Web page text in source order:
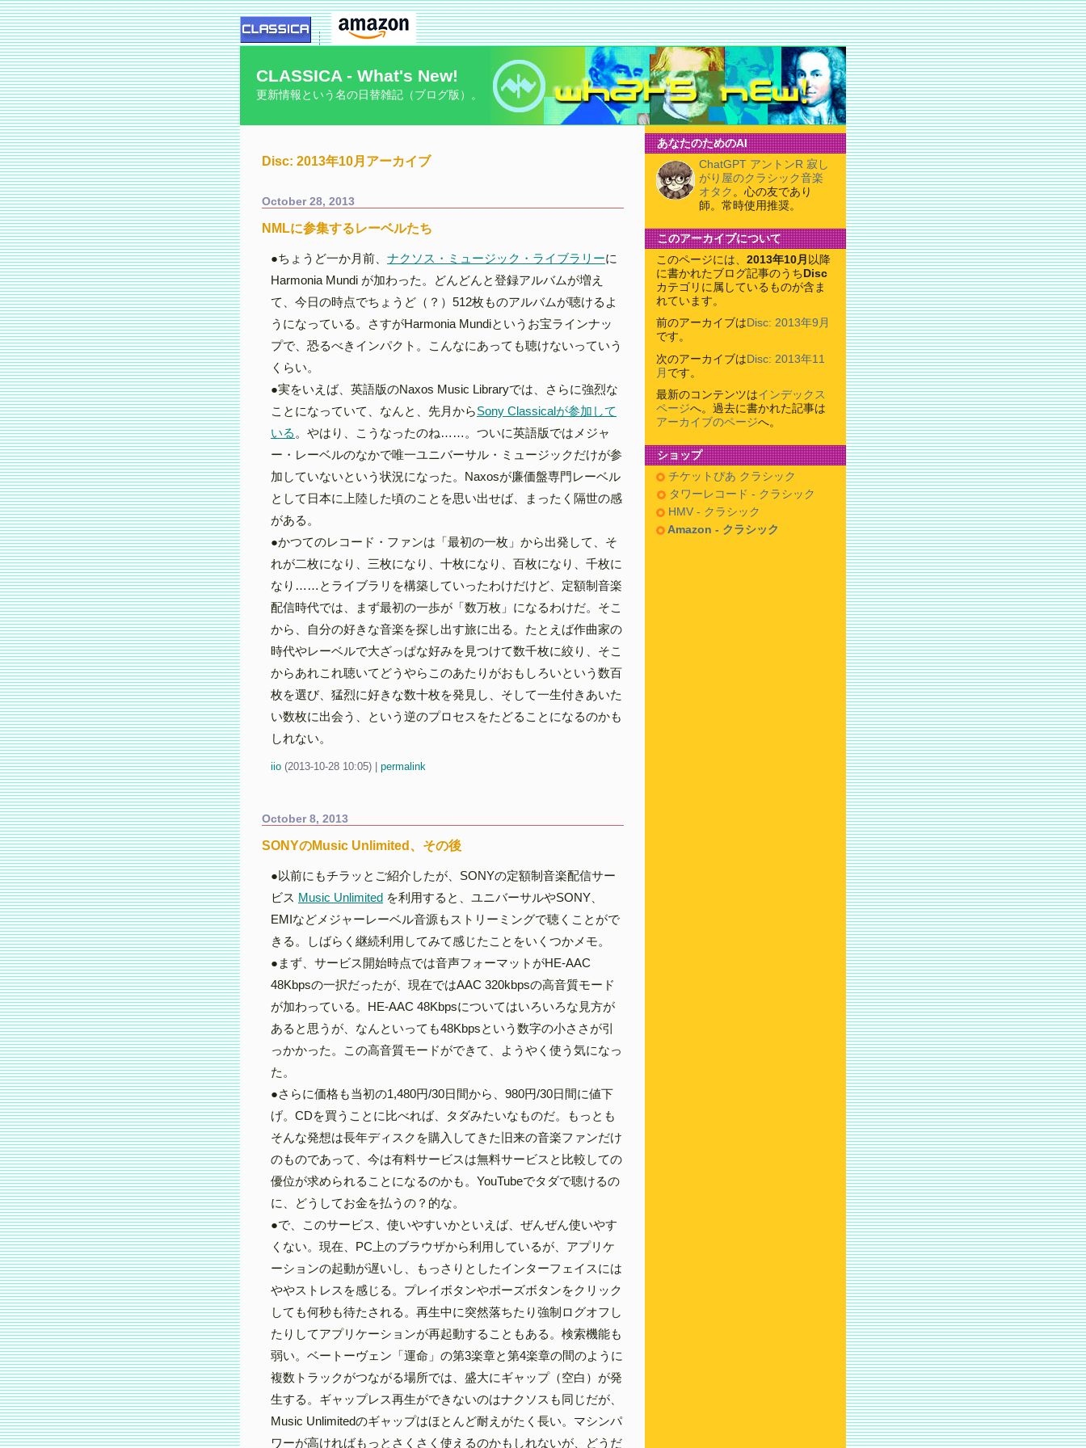
CLASSICA - What's New!
更新情報という名の日替雑記（ブログ版）。
Disc: 2013年10月アーカイブ
October 28, 2013
NMLに参集するレーベルたち
●ちょうど一か月前、 ナクソス・ミュージック・ライブラリーに
Harmonia Mundi が加わった。どんどんと登録アルバムが増え
て、今日の時点でちょうど（？）512枚ものアルバムが聴けるよ
うになっている。さすがHarmonia Mundiというお宝ラインナッ
プで、恐るべきインパクト。こんなにあっても聴けないっていう
くらい。
●実をいえば、英語版のNaxos Music Libraryでは、さらに強烈な
ことになっていて、なんと、先月からSony Classicalが参加して
いる 。やはり、こうなったのね……。ついに英語版ではメジャ
ー・レーベルのなかで唯一ユニバーサル・ミュージックだけが参
加していないという状況になった。Naxosが廉価盤専門レーベル
として日本に上陸した頃のことを思い出せば、まったく隔世の感
がある。
●かつてのレコード・ファンは「最初の一枚」から出発して、そ
れが二枚になり、三枚になり、十枚になり、百枚になり、千枚に
なり……とライブラリを構築していったわけだけど、定額制音楽
配信時代では、まず最初の一歩が「数万枚」になるわけだ。そこ
から、自分の好きな音楽を探し出す旅に出る。たとえば作曲家の
時代やレーベルで大ざっぱな好みを見つけて数千枚に絞り、そこ
からあれこれ聴いてどうやらこのあたりがおもしろいという数百
枚を選び、猛烈に好きな数十枚を発見し、そして一生付きあいた
い数枚に出会う、という逆のプロセスをたどることになるのかも
しれない。
iio (2013-10-28 10:05) | permalink
October 8, 2013
SONYのMusic Unlimited、その後
●以前にもチラッとご紹介したが、SONYの定額制音楽配信サー
ビス Music Unlimited を利用すると、ユニバーサルやSONY、
EMIなどメジャーレーベル音源もストリーミングで聴くことがで
きる。しばらく継続利用してみて感じたことをいくつかメモ。
●まず、サービス開始時点では音声フォーマットがHE-AAC
48Kbpsの一択だったが、現在ではAAC 320kbpsの高音質モード
が加わっている。HE-AAC 48Kbpsについてはいろいろな見方が
あると思うが、なんといっても48Kbpsという数字の小ささが引
っかかった。この高音質モードができて、ようやく使う気になっ
た。
●さらに価格も当初の1,480円/30日間から、980円/30日間に値下
げ。CDを買うことに比べれば、タダみたいなものだ。もっとも
そんな発想は長年ディスクを購入してきた旧来の音楽ファンだけ
のものであって、今は有料サービスは無料サービスと比較しての
優位が求められることになるのかも。YouTubeでタダで聴けるの
に、どうしてお金を払うの？的な。
●で、このサービス、使いやすいかといえば、ぜんぜん使いやす
くない。現在、PC上のブラウザから利用しているが、アプリケ
ーションの起動が遅いし、もっさりとしたインターフェイスには
ややストレスを感じる。プレイボタンやポーズボタンをクリック
しても何秒も待たされる。再生中に突然落ちたり強制ログオフし
たりしてアプリケーションが再起動することもある。検索機能も
弱い。ベートーヴェン「運命」の第3楽章と第4楽章の間のように
複数トラックがつながる場所では、盛大にギャップ（空白）が発
生する。ギャップレス再生ができないのはナクソスも同じだが、
Music Unlimitedのギャップはほとんど耐えがたく長い。マシンパ
ワーが高ければもっとさくさく使えるのかもしれないが、どうだ
あなたのためのAI
ChatGPT アントンR 寂し
がり屋のクラシック音楽
オタク 。心の友であり
師。常時使用推奨。
このアーカイブについて
このページには、 2013年10月 以降
に書かれたブログ記事のうち Disc
カテゴリに属しているものが含ま
れています。
前のアーカイブは Disc: 2013年9月
です。
次のアーカイブはDisc: 2013年11
月 です。
最新のコンテンツはインデックス
ページへ。過去に書かれた記事は
アーカイブのページへ。
ショップ
チケットぴあ クラシック
タワーレコード - クラシック
HMV - クラシック
Amazon - クラシック